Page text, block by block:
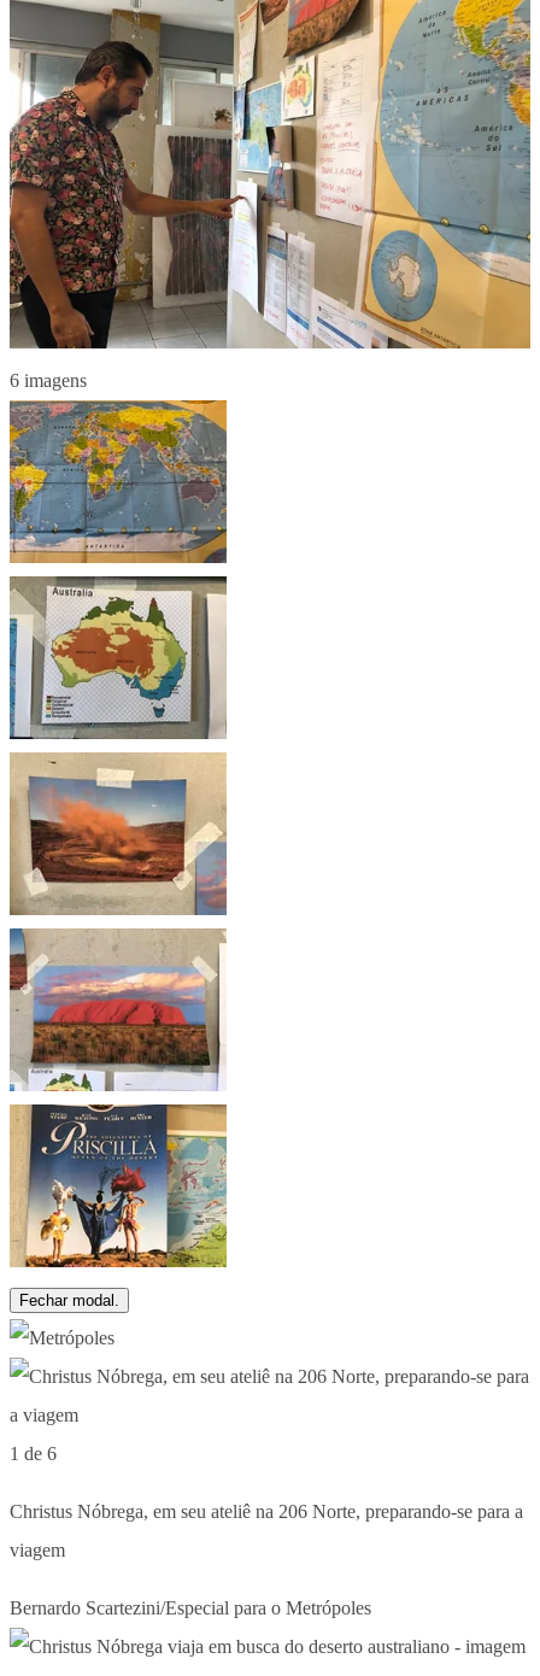
6 imagens
Fechar modal.
1 de 6
Christus Nóbrega, em seu ateliê na 206 Norte, preparando-se para a
viagem
Bernardo Scartezini/Especial para o Metrópoles